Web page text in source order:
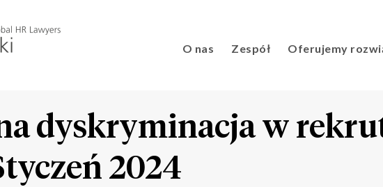
O nas Zespół Oferujemy
dyskryminacja w
2024